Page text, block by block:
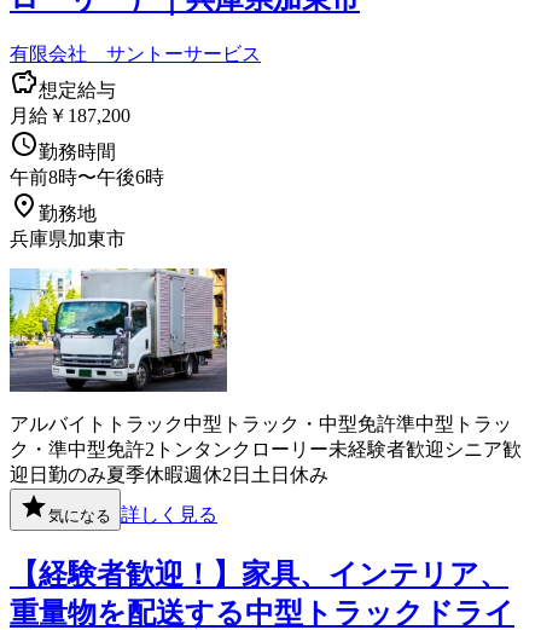
有限会社 サントーサービス
想定給与
月給￥187,200
勤務時間
午前8時〜午後6時
勤務地
兵庫県加東市
アルバイト トラック中型トラック・中型免許準中型トラッ
ク・準中型免許2トンタンクローリー未経験者歓迎 シニア歓
迎 日勤のみ夏季休暇週休2日 土日休み
気になる 詳しく見る
【経験者歓迎！】家具、インテリア、
重量物を配送する中型トラックドライ